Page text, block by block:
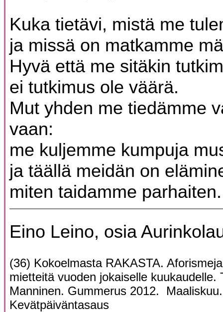
Kuka tietävi, mistä me
ja missä on matkamme
Hyvä että me sitäkin
ei tutkimus ole väärä.
Mut yhden me tiedämme
vaan:
me kuljemme kumpuja
ja täällä meidän on
miten taidamme parhaiten.
Eino Leino, osia
(36) Kokoelmasta RAKASTA.
mietteitä vuoden jokaiselle kuukaudelle.
Manninen. Gummerus 2012. Maaliskuu.
Kevätpäiväntasaus